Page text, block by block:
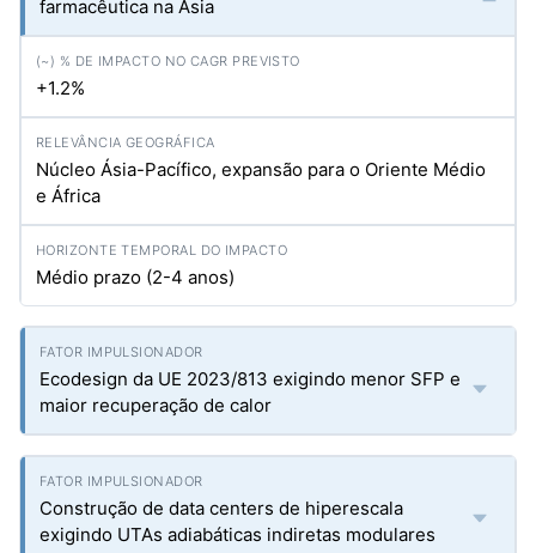
farmacêutica na Ásia
+1.2%
Núcleo Ásia-Pacífico, expansão para o Oriente Médio
e África
Médio prazo (2-4 anos)
Ecodesign da UE 2023/813 exigindo menor SFP e
maior recuperação de calor
Construção de data centers de hiperescala
exigindo UTAs adiabáticas indiretas modulares